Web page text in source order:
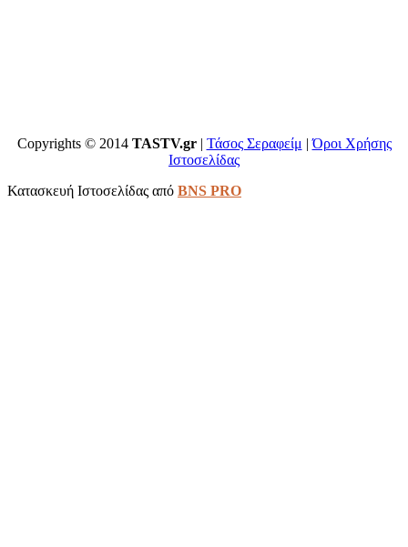
Copyrights © 2014 TASTV.gr| Τάσος Σεραφείμ |Όροι Χρήσης
Ιστοσελίδας
Κατασκευή Ιστοσελίδας από BNS PRO